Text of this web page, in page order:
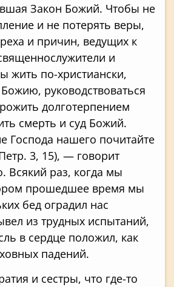
Закон Божий. Чтобы не
и не потерять веры,
и причин, ведущих к
и
жить по-христиански,
руководствоваться
долготерпением
смерть и суд Божий.
Господа нашего почитайте
3, 15), — говорит
Всякий раз, когда мы
прошедшее время мы
бед оградил нас
из трудных испытаний,
в сердце положил, как
падений.
и сестры, что где-то